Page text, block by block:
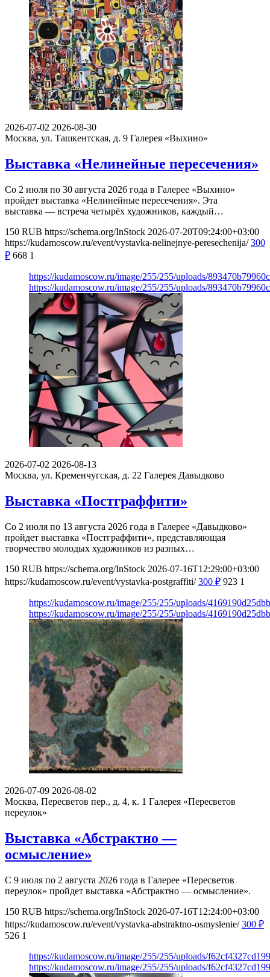
2026-07-02 2026-08-30
Москва, ул. Ташкентская, д. 9 Галерея «Выхино»
Выставка «Нелинейные пересечения»
Со 2 июля по 30 августа 2026 года в Галерее «Выхино»
пройдет выставка «Нелинейные пересечения». Эта
выставка — встреча четырёх художников, каждый…
150 RUB https://schema.org/InStock 2026-07-20T09:24:00+03:00
https://kudamoscow.ru/event/vystavka-nelinejnye-peresechenija/ 300
₽ 668 1
https://kudamoscow.ru/image/255/255/uploads/
https://kudamoscow.ru/image/255/255/uploads/
2026-07-02 2026-08-13
Москва, ул. Кременчугская, д. 22 Галерея Давыдково
Выставка «Постграффити»
Со 2 июля по 13 августа 2026 года в Галерее «Давыдково»
пройдет выставка «Постграффити», представляющая
творчество молодых художников из разных…
150 RUB https://schema.org/InStock 2026-07-16T12:29:00+03:00
https://kudamoscow.ru/event/vystavka-postgraffiti/ 300 ₽ 923 1
https://kudamoscow.ru/image/255/255/uploads/
https://kudamoscow.ru/image/255/255/uploads/
2026-07-09 2026-08-02
Москва, Пересветов пер., д. 4, к. 1 Галерея «Пересветов
переулок»
Выставка «Абстрактно —
осмысление»
С 9 июля по 2 августа 2026 года в Галерее «Пересветов
переулок» пройдет выставка «Абстрактно — осмысление».
150 RUB https://schema.org/InStock 2026-07-16T12:24:00+03:00
https://kudamoscow.ru/event/vystavka-abstraktno-osmyslenie/ 300 ₽
526 1
https://kudamoscow.ru/image/255/255/uploads/
https://kudamoscow.ru/image/255/255/uploads/